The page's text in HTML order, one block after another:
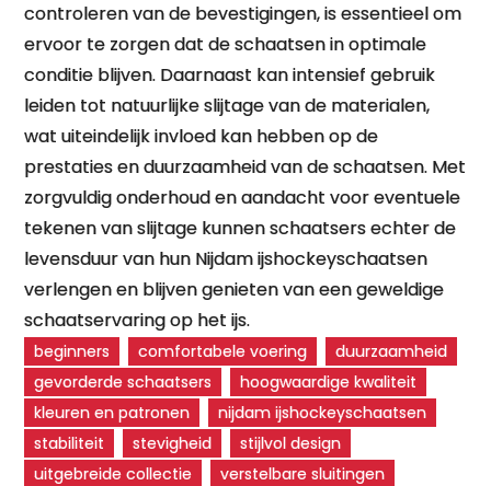
controleren van de bevestigingen, is essentieel om
ervoor te zorgen dat de schaatsen in optimale
conditie blijven. Daarnaast kan intensief gebruik
leiden tot natuurlijke slijtage van de materialen,
wat uiteindelijk invloed kan hebben op de
prestaties en duurzaamheid van de schaatsen. Met
zorgvuldig onderhoud en aandacht voor eventuele
tekenen van slijtage kunnen schaatsers echter de
levensduur van hun Nijdam ijshockeyschaatsen
verlengen en blijven genieten van een geweldige
schaatservaring op het ijs.
beginners comfortabele voering
duurzaamheid
gevorderde schaatsers
hoogwaardige kwaliteit
kleuren en patronen
nijdam ijshockeyschaatsen
stabiliteit
stevigheid
stijlvol design
uitgebreide collectie
verstelbare sluitingen